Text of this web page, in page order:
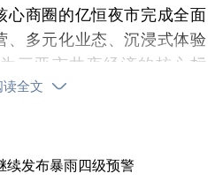
心商圈的亿恒夜市完成全面
、多元化业态、沉浸式体验
三亚市井夜经济的核心标
的消费布局，让城市夜间活
读全文
续发布暴雨四级预警